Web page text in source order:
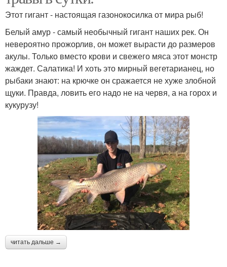
Этот гигант - настоящая газонокосилка от мира рыб!
Белый амур - самый необычный гигант наших рек. Он
невероятно прожорлив, он может вырасти до размеров
акулы. Только вместо крови и свежего мяса этот монстр
жаждет. Салатика! И хоть это мирный вегетарианец, но
рыбаки знают: на крючке он сражается не хуже злобной
щуки. Правда, ловить его надо не на червя, а на горох и
кукурузу!
читать дальше →